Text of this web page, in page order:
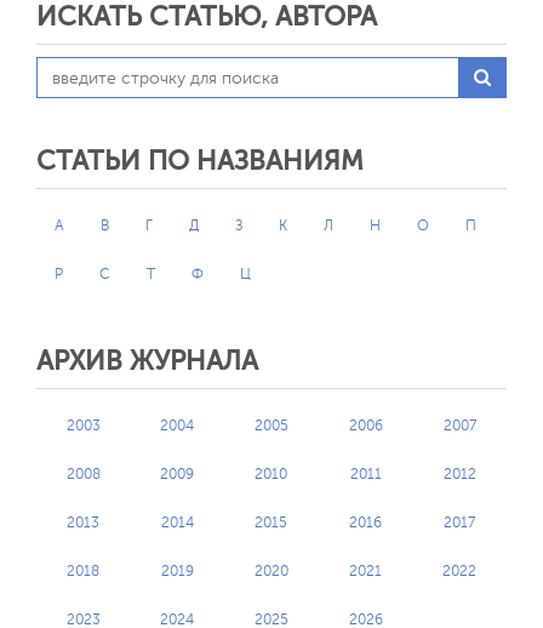
ИСКАТЬ СТАТЬЮ, АВТОРА
СТАТЬИ ПО НАЗВАНИЯМ
А В Г Д З К Л Н О П
Р С Т Ф Ц
АРХИВ ЖУРНАЛА
2003 2004 2005 2006 2007
2008 2009 2010 2011 2012
2013 2014 2015 2016 2017
2018 2019 2020 2021 2022
2023 2024 2025 2026